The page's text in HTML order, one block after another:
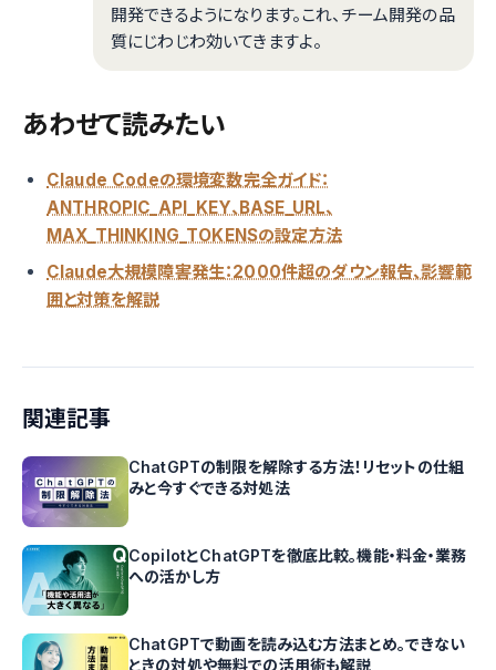
開発できるようになります。これ、チーム開発の品
質にじわじわ効いてきますよ。
あわせて読みたい
Claude Codeの環境変数完全ガイド：
ANTHROPIC_API_KEY、BASE_URL、
MAX_THINKING_TOKENSの設定方法
Claude大規模障害発生：2000件超のダウン報告、影響範
囲と対策を解説
関連記事
ChatGPTの制限を解除する方法！リセットの仕組
みと今すぐできる対処法
CopilotとChatGPTを徹底比較。機能・料金・業務
への活かし方
ChatGPTで動画を読み込む方法まとめ。できない
ときの対処や無料での活用術も解説